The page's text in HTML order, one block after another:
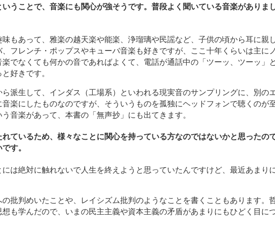
うことで、音楽にも関心が強そうです。普段よく聞いている音楽がありま
もあって、雅楽の越天楽や能楽、浄瑠璃や民謡など、子供の頃から耳に親
フレンチ・ポップスやキューバ音楽も好きですが、ここ十年くらいは主に
でなくても何かの音であればよくて、電話が通話中の「ツーッ、ツーッ」
好きです。
派生して、インダス（工場系）といわれる現実音のサンプリングに、別の
楽にしたものなのですが、そういうものを孤独にヘッドフォンで聴くのが
音楽があって、本書の「無声抄」にも出てきます。
ているため、様々なことに関心を持っている方なのではないかと思ったの
す。
は絶対に触れないで人生を終えようと思っていたんですけど、最近あまり
批判めいたことや、レイシズム批判のようなことを書くこともあります。
も学んだので、いまの民主主義や資本主義の矛盾があまりにもひどく目に